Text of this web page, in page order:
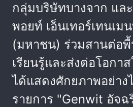
กลุ่มบริษัทบางจาก แล
พอยท์ เอ็นเทอร์เทนเม
(มหาชน) ร่วมสานต่อ
เรียนรู้และส่งต่อโอกา
ได้แสดงศักยภาพอย่า
รายการ "Genwit อัจ